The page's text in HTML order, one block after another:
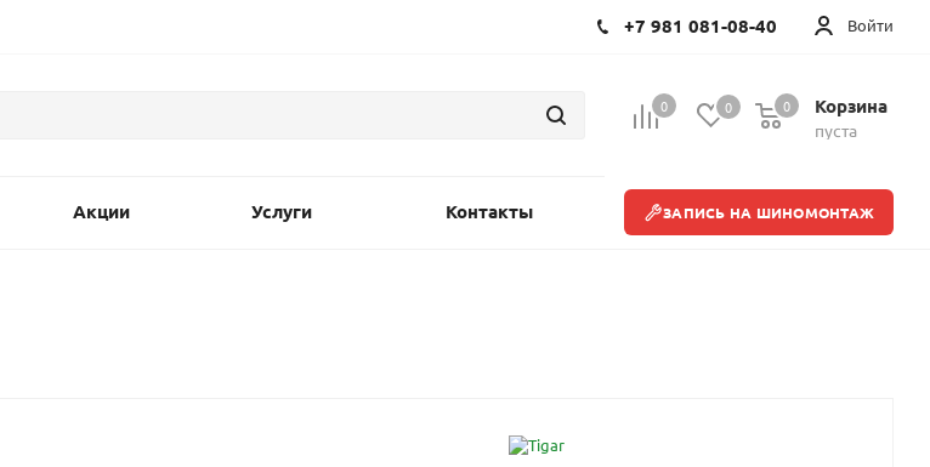
Войти
+7 981 081-08-40
0 0 Корзина
пуста
0
Акции Услуги Контакты ЗАПИСЬ НА ШИНОМОНТАЖ